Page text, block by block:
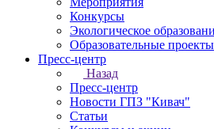
Конкурсы
Экологическое
Образовательные проекты
Пресс-центр
Назад
Пресс-центр
Новости ГПЗ "Кивач"
Статьи